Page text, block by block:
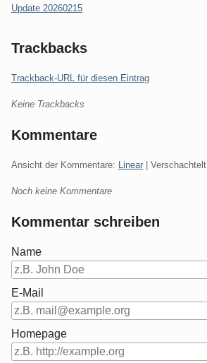
Update 20260215
Trackbacks
Trackback-URL für diesen Eintrag
Keine Trackbacks
Kommentare
Ansicht der Kommentare: Linear | Verschachtelt
Noch keine Kommentare
Kommentar schreiben
Name
E-Mail
Homepage